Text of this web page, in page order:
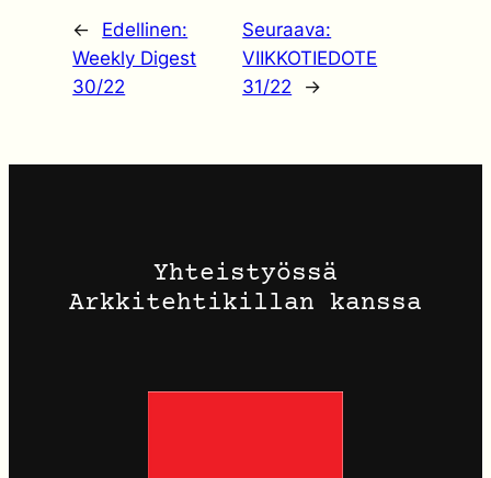
←
Edellinen:
Weekly Digest
30/22
Seuraava:
VIIKKOTIEDOTE
31/22
→
Yhteistyössä
Arkkitehtikillan kanssa